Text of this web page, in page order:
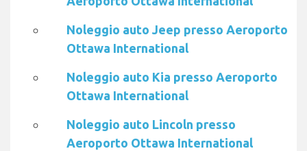
Noleggio auto Jeep presso Aeroporto
Ottawa International
Noleggio auto Kia presso Aeroporto
Ottawa International
Noleggio auto Lincoln presso
Aeroporto Ottawa International